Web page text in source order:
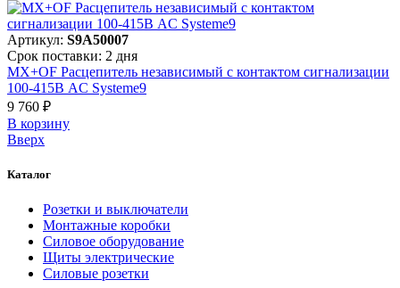
Артикул: S9A50007
Срок поставки: 2 дня
MX+OF Расцепитель независимый с контактом сигнализации
100-415В AC Systeme9
9 760 ₽
В корзинy
Вверх
Каталог
Розетки и выключатели
Монтажные коробки
Силовое оборудование
Щиты электрические
Силовые розетки